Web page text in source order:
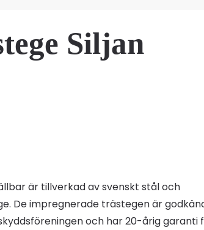
Siljan
är tillverkad av svenskt stål och
De impregnerade trästegen är
och har 20-årig garanti